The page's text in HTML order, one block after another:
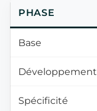
PHASE
Base
Développement
Spécificité